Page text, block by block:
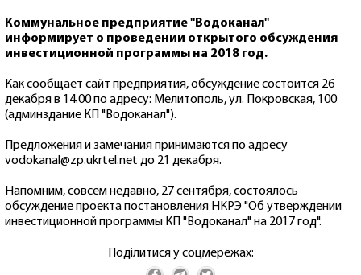
Коммунальное предприятие "Водоканал"
информирует о проведении открытого обсуждения
инвестиционной программы на 2018 год.
Как сообщает сайт предприятия, обсуждение состоится 26
декабря в 14.00 по адресу: Мелитополь, ул. Покровская, 100
(админздание КП "Водоканал").
Предложения и замечания принимаются по адресу
vodokanal@zp.ukrtel.net до 21 декабря.
Напомним, совсем недавно, 27 сентября, состоялось
обсуждениепроекта постановления НКРЭ "Об утверждении
инвестиционной программы КП "Водоканал" на 2017 год".
Поділитися у соцмережах: